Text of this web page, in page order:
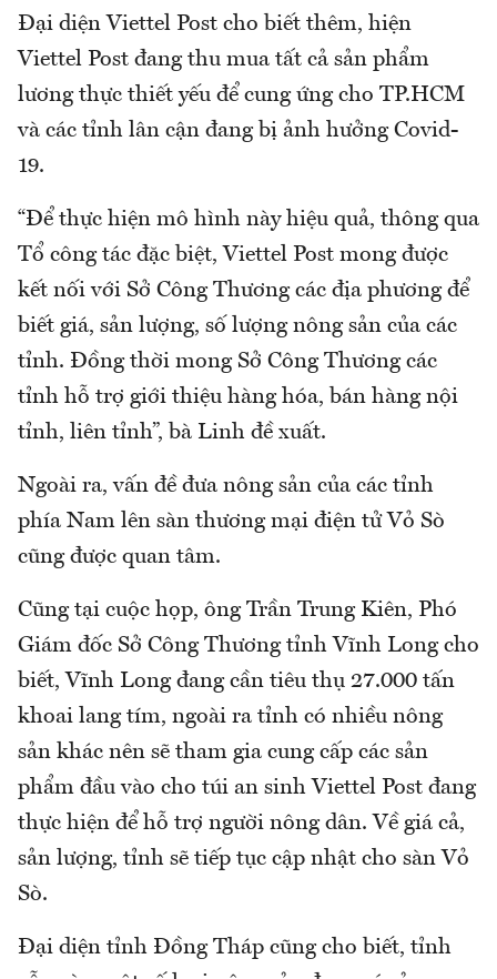
Đại diện Viettel Post cho biết thêm, hiện
Viettel Post đang thu mua tất cả sản phẩm
lương thực thiết yếu để cung ứng cho TP.HCM
và các tỉnh lân cận đang bị ảnh hưởng Covid-
19.
“Để thực hiện mô hình này hiệu quả, thông qua
Tổ công tác đặc biệt, Viettel Post mong được
kết nối với Sở Công Thương các địa phương để
biết giá, sản lượng, số lượng nông sản của các
tỉnh. Đồng thời mong Sở Công Thương các
tỉnh hỗ trợ giới thiệu hàng hóa, bán hàng nội
tỉnh, liên tỉnh”, bà Linh đề xuất.
Ngoài ra, vấn đề đưa nông sản của các tỉnh
phía Nam lên sàn thương mại điện tử Vỏ Sò
cũng được quan tâm.
Cũng tại cuộc họp, ông Trần Trung Kiên, Phó
Giám đốc Sở Công Thương tỉnh Vĩnh Long cho
biết, Vĩnh Long đang cần tiêu thụ 27.000 tấn
khoai lang tím, ngoài ra tỉnh có nhiều nông
sản khác nên sẽ tham gia cung cấp các sản
phẩm đầu vào cho túi an sinh Viettel Post đang
thực hiện để hỗ trợ người nông dân. Về giá cả,
sản lượng, tỉnh sẽ tiếp tục cập nhật cho sàn Vỏ
Sò.
Đại diện tỉnh Đồng Tháp cũng cho biết, tỉnh